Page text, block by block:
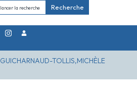
Recherche
GUICHARNAUD-TOLLIS,MICHÈLE